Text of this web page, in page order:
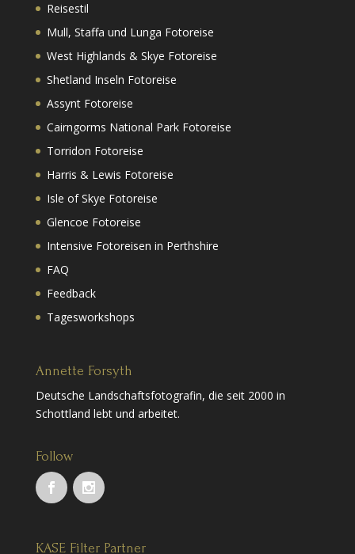
Reisestil
Mull, Staffa und Lunga Fotoreise
West Highlands & Skye Fotoreise
Shetland Inseln Fotoreise
Assynt Fotoreise
Cairngorms National Park Fotoreise
Torridon Fotoreise
Harris & Lewis Fotoreise
Isle of Skye Fotoreise
Glencoe Fotoreise
Intensive Fotoreisen in Perthshire
FAQ
Feedback
Tagesworkshops
Annette Forsyth
Deutsche Landschaftsfotografin, die seit 2000 in
Schottland lebt und arbeitet.
Follow
KASE Filter Partner